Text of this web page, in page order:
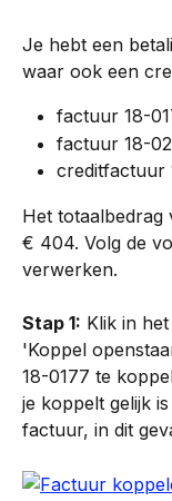
Je hebt een
waar ook een
factuur 18-
factuur 18-
creditfactuur
Het totaalbedrag
€ 404. Volg de
verwerken.
Stap 1: Klik in
'Koppel
18-0177 te
je koppelt gelijk
factuur, in dit